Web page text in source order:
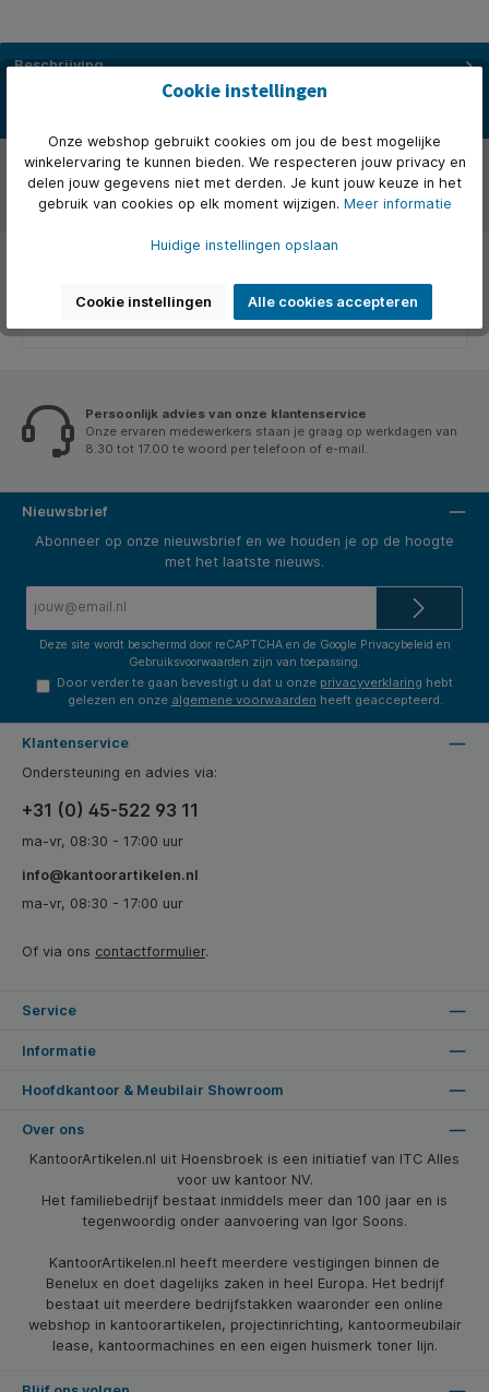
Beschrijving
Creëer een onvergetelijke beleving voor jouw gasten met deze Mix
Over het merk
Beoordelingen
Persoonlijk advies van onze klantenservice
Onze ervaren medewerkers staan je graag op werkdagen van
8.30 tot 17.00 te woord per telefoon of e-mail.
Nieuwsbrief
Abonneer op onze nieuwsbrief en we houden je op de hoogte
met het laatste nieuws.
Deze site wordt beschermd door reCAPTCHA en de Google Privacybeleid en
Gebruiksvoorwaarden zijn van toepassing.
Door verder te gaan bevestigt u dat u onze privacyverklaring hebt
gelezen en onze algemene voorwaarden heeft geaccepteerd.
Klantenservice
Ondersteuning en advies via:
+31 (0) 45-522 93 11
ma-vr, 08:30 - 17:00 uur
info@kantoorartikelen.nl
ma-vr, 08:30 - 17:00 uur
Of via ons contactformulier.
Service
Informatie
Hoofdkantoor & Meubilair Showroom
Over ons
KantoorArtikelen.nl uit Hoensbroek is een initiatief van ITC Alles
voor uw kantoor NV.
Het familiebedrijf bestaat inmiddels meer dan 100 jaar en is
tegenwoordig onder aanvoering van Igor Soons.
KantoorArtikelen.nl heeft meerdere vestigingen binnen de
Benelux en doet dagelijks zaken in heel Europa. Het bedrijf
bestaat uit meerdere bedrijfstakken waaronder een online
webshop in kantoorartikelen, projectinrichting, kantoormeubilair
lease, kantoormachines en een eigen huismerk toner lijn.
Cookie instellingen
Onze webshop gebruikt cookies om jou de best mogelijke
winkelervaring te kunnen bieden. We respecteren jouw privacy en
delen jouw gegevens niet met derden. Je kunt jouw keuze in het
gebruik van cookies op elk moment wijzigen. Meer informatie
Huidige instellingen opslaan
Cookie instellingen Alle cookies accepteren